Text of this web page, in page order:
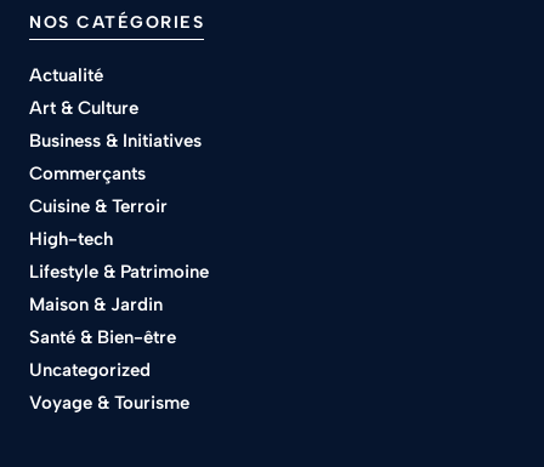
NOS CATÉGORIES
Actualité
Art & Culture
Business & Initiatives
Commerçants
Cuisine & Terroir
High-tech
Lifestyle & Patrimoine
Maison & Jardin
Santé & Bien-être
Uncategorized
Voyage & Tourisme